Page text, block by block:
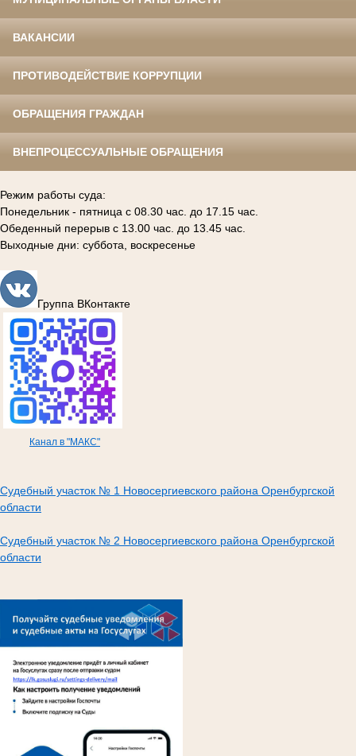
ВАКАНСИИ
ПРОТИВОДЕЙСТВИЕ КОРРУПЦИИ
ОБРАЩЕНИЯ ГРАЖДАН
ВНЕПРОЦЕССУАЛЬНЫЕ ОБРАЩЕНИЯ
Режим работы суда:
Понедельник - пятница с 08.30 час. до 17.15 час.
Обеденный перерыв с 13.00 час. до 13.45 час.
Выходные дни: суббота, воскресенье
Группа ВКонтакте
Канал в "МАКС"
Судебный участок № 1 Новосергиевского района Оренбургской
области
Судебный участок № 2 Новосергиевского района Оренбургской
области